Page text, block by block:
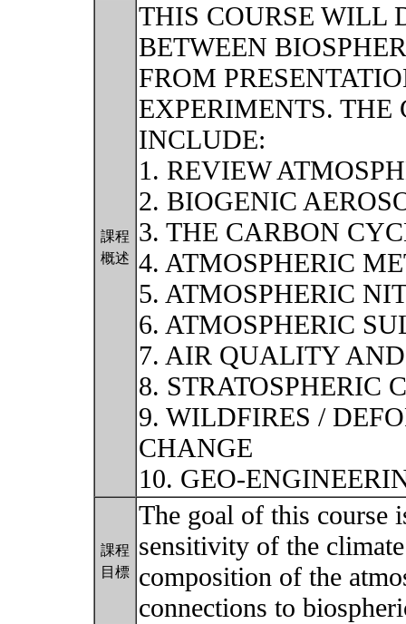
課程
概述
THIS COURSE WILL
BETWEEN
FROM
EXPERIMENTS. THE
INCLUDE:
1. REVIEW
2. BIOGENIC
3. THE CARBON
4. ATMOSPHERIC
5. ATMOSPHERIC
6. ATMOSPHERIC
7. AIR QUALITY
8. STRATOSPHERIC
9. WILDFIRES /
CHANGE
10. GEO-
課程
目標
The goal of this course
sensitivity of the
composition of the
connections to